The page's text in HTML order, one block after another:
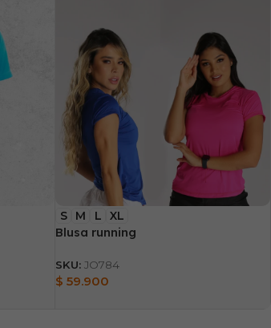
S M L XL
Blusa running
SKU:JO784
$ 59.900